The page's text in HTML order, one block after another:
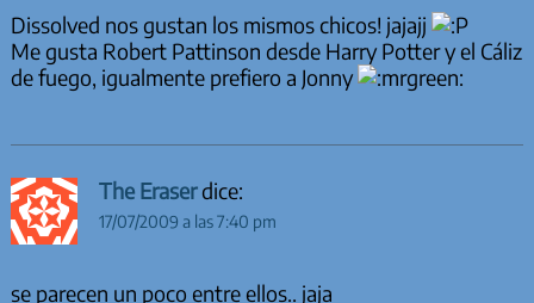
Dissolved nos gustan los mismos chicos! jajajj
Me gusta Robert Pattinson desde Harry Potter y el Cáliz
de fuego, igualmente prefiero a Jonny
The Eraserdice:
17/07/2009 a las 7:40 pm
se parecen un poco entre ellos.. jaja